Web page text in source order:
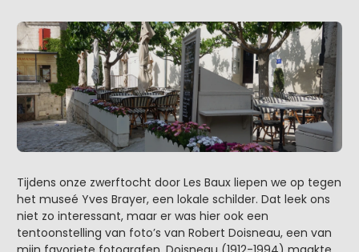
Tijdens onze zwerftocht door Les Baux liepen we op tegen
het museé Yves Brayer, een lokale schilder. Dat leek ons
niet zo interessant, maar er was hier ook een
tentoonstelling van foto’s van Robert Doisneau, een van